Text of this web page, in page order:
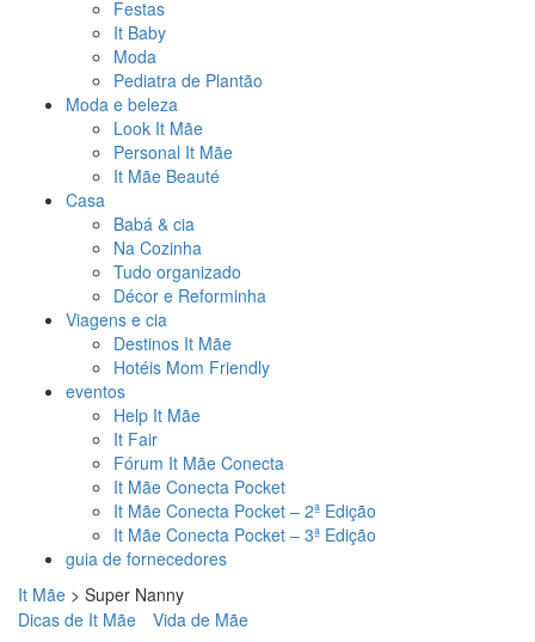
Festas
It Baby
Moda
Pediatra de Plantão
Moda e beleza
Look It Mãe
Personal It Mãe
It Mãe Beauté
Casa
Babá & cia
Na Cozinha
Tudo organizado
Décor e Reforminha
Viagens e cia
Destinos It Mãe
Hotéis Mom Friendly
eventos
Help It Mãe
It Fair
Fórum It Mãe Conecta
It Mãe Conecta Pocket
It Mãe Conecta Pocket – 2ª Edição
It Mãe Conecta Pocket – 3ª Edição
guia de fornecedores
It Mãe > Super Nanny
Dicas de It Mãe
Vida de Mãe